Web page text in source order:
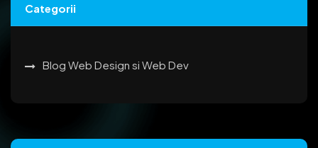
Categorii
Blog Web Design si Web Dev